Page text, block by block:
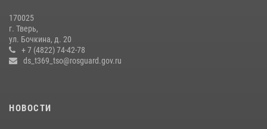
Росгвардейцы оказали помощь водителю на дороге в городе Кашин
22 июля 2026, 08:35
170025
г. Тверь,
ул. Бочкина, д. 20
+ 7 (4822) 74-42-78
ds_t369_tso@rosguard.gov.ru
НОВОСТИ